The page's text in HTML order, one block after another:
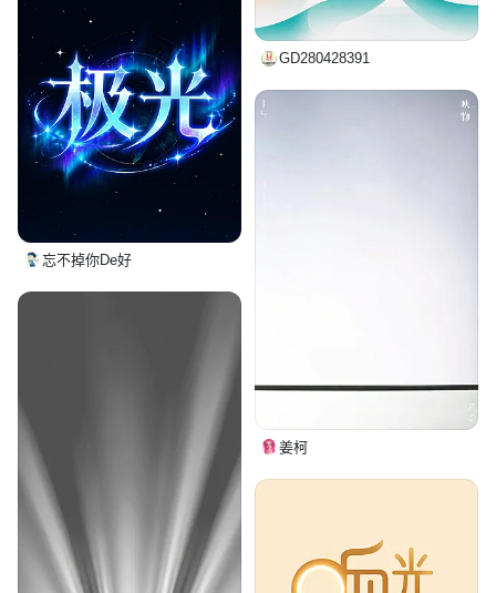
GD280428391
忘不掉你De好
姜柯